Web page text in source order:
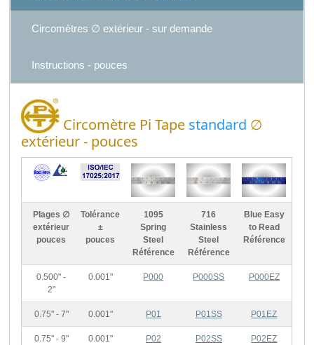
Circomètres ∅ extérieur - sur demande
Instructions - pouces
Circomètre Pi Tape standard ∅
extérieur - pouces
Plages ∅
extérieur
pouces
Tolérance
±
pouces
1095
Spring
Steel
Référence
716
Stainless
Steel
Référence
Blue Easy
to Read
Référence
0.500" -
2"
0.001" P000 P000SS P000EZ
0.75" - 7" 0.001" P01 P01SS P01EZ
0.75" - 9" 0.001" P02 P02SS P02EZ